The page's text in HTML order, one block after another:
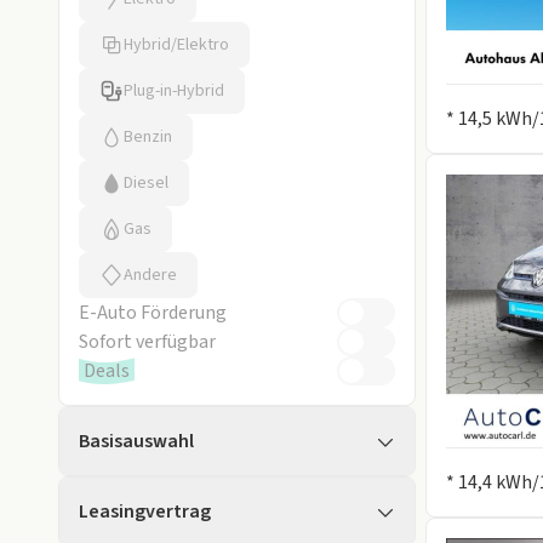
Hybrid/Elektro
Plug-in-Hybrid
Benzin
Diesel
Gas
Andere
E-Auto Förderung
Sofort verfügbar
Deals
Basisauswahl
Leasingvertrag
* 14,5
* 14,4